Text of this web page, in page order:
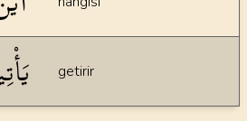
getirir